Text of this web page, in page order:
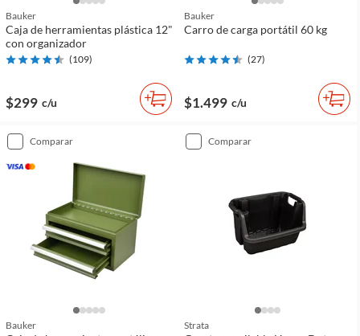
Bauker
Caja de herramientas plástica 12"
con organizador
(109)
$299 c/u
Bauker
Carro de carga portátil 60 kg
(27)
$1.499 c/u
comparar
Bauker
comparar
Strata